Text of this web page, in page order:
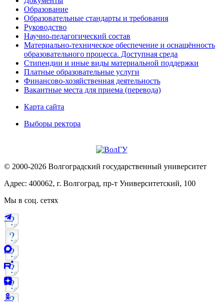
Образование
Образовательные стандарты и требования
Руководство
Научно-педагогический состав
Материально-техническое обеспечение и оснащённость
образовательного процесса. Доступная среда
Стипендии и иные виды материальной поддержки
Платные образовательные услуги
Финансово-хозяйственная деятельность
Вакантные места для приема (перевода)
Карта сайта
Выборы ректора
© 2000-2026 Волгоградский государственный университет
Адрес: 400062, г. Волгоград, пр-т Университетский, 100
Мы в соц. сетях